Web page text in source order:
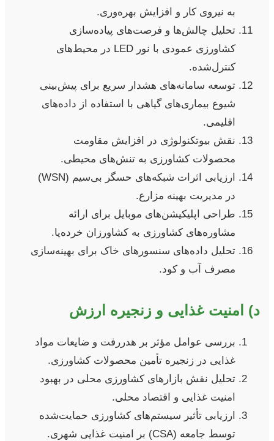
به نیروی کار و افزایش بهره‌وری.
تحلیل چالش‌ها و فرصت‌های پیاده‌سازی
کشاورزی عمودی با نور LED در محیط‌های
کنترل‌شده.
توسعه سامانه‌های هشدار سریع برای پیش‌بینی
شیوع بیماری‌های گیاهی با استفاده از داده‌های
اقلیمی.
نقش بیوتکنولوژی در افزایش مقاومت
محصولات کشاورزی به تنش‌های محیطی.
ارزیابی اثرات شبکه‌های حسگر بی‌سیم (WSN)
در مدیریت بهینه مزارع.
طراحی اپلیکیشن‌های موبایل برای ارائه
مشاوره‌های کشاورزی به کشاورزان خرده‌پا.
تحلیل داده‌های سنسورهای خاک برای بهینه‌سازی
مصرف آب و کود.
د) امنیت غذایی و زنجیره ارزش
بررسی عوامل مؤثر بر هدررفت و ضایعات مواد
غذایی در زنجیره تأمین محصولات کشاورزی.
تحلیل نقش بازارهای کشاورزی محلی در بهبود
امنیت غذایی و اقتصاد محلی.
ارزیابی تأثیر سیستم‌های کشاورزی حمایت‌شده
توسط جامعه (CSA) بر امنیت غذایی شهری.